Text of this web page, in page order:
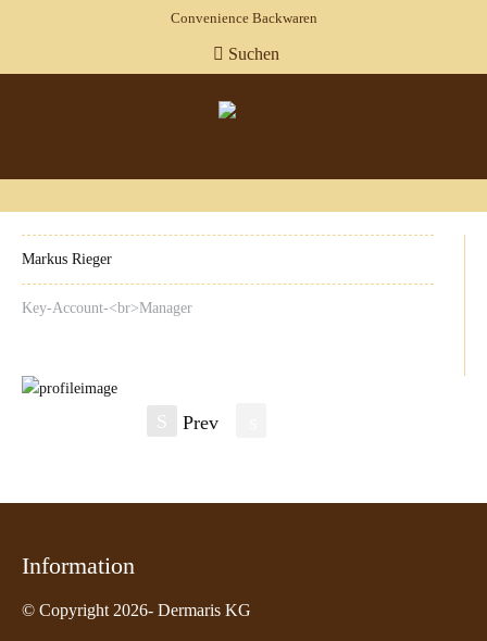
Convenience Backwaren
Suchen
Markus Rieger
Key-Account-<br>Manager
Prev
Information
© Copyright 2026- Dermaris KG